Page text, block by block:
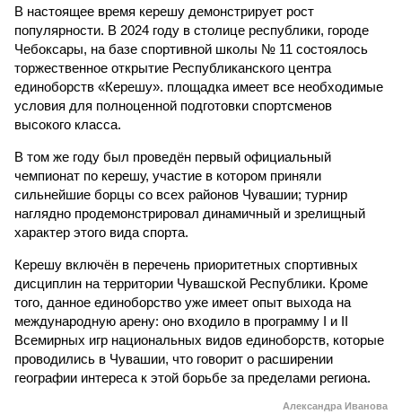
В настоящее время керешу демонстрирует рост
популярности. В 2024 году в столице республики, городе
Чебоксары, на базе спортивной школы № 11 состоялось
торжественное открытие Республиканского центра
единоборств «Керешу». площадка имеет все необходимые
условия для полноценной подготовки спортсменов
высокого класса.
В том же году был проведён первый официальный
чемпионат по керешу, участие в котором приняли
сильнейшие борцы со всех районов Чувашии; турнир
наглядно продемонстрировал динамичный и зрелищный
характер этого вида спорта.
Керешу включён в перечень приоритетных спортивных
дисциплин на территории Чувашской Республики. Кроме
того, данное единоборство уже имеет опыт выхода на
международную арену: оно входило в программу I и II
Всемирных игр национальных видов единоборств, которые
проводились в Чувашии, что говорит о расширении
географии интереса к этой борьбе за пределами региона.
Александра Иванова